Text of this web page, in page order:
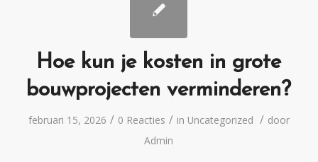
Hoe kun je kosten in grote
bouwprojecten verminderen?
februari 15, 2026 / 0 Reacties / in Uncategorized / door
Admin